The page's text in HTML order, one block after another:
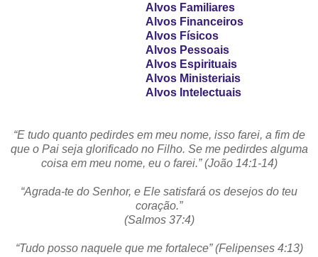
Alvos Familiares
Alvos Financeiros
Alvos Físicos
Alvos Pessoais
Alvos Espirituais
Alvos Ministeriais
Alvos Intelectuais
“E tudo quanto pedirdes em meu nome, isso farei, a fim de
que o Pai seja glorificado no Filho. Se me pedirdes alguma
coisa em meu nome, eu o farei.” (João 14:1-14)
“Agrada-te do Senhor, e Ele satisfará os desejos do teu
coração.”
(Salmos 37:4)
“Tudo posso naquele que me fortalece” (Felipenses 4:13)